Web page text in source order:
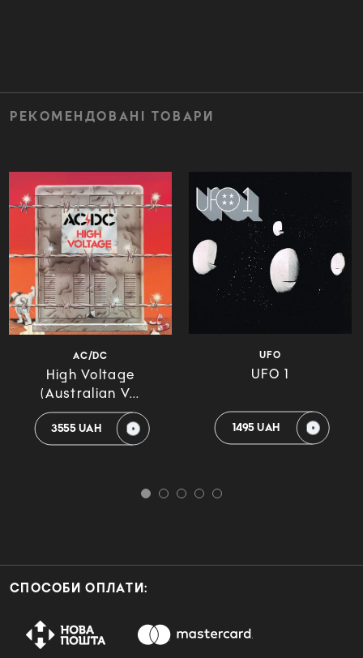
РЕКОМЕНДОВАНІ ТОВАРИ
AC/DC
High Voltage
(Australian V...
3555 UAH
UFO
UFO 1
1495 UAH
СПОСОБИ ОПЛАТИ: